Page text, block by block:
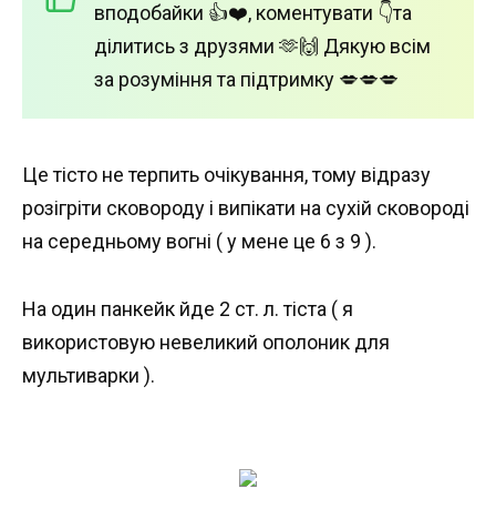
вподобайки 👍❤️, коментувати 👇та
ділитись з друзями 🫶🙌 Дякую всім
за розуміння та підтримку 💋💋💋
Це тісто не терпить очікування, тому відразу
розігріти сковороду і випікати на сухій сковороді
на середньому вогні ( у мене це 6 з 9 ).
На один панкейк йде 2 ст. л. тіста ( я
використовую невеликий ополоник для
мультиварки ).